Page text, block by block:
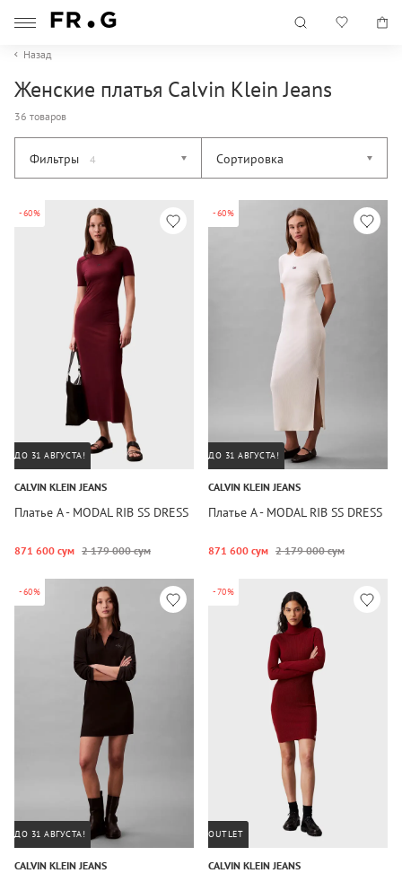
Назад
Женские платья Calvin Klein Jeans
36 товаров
Фильтры 4 Сортировка
-60%
ДО 31 АВГУСТА!
CALVIN KLEIN JEANS
Платье A - MODAL RIB SS DRESS
871 600 сум 2 179 000 сум
-60%
ДО 31 АВГУСТА!
CALVIN KLEIN JEANS
Платье A - MODAL RIB SS DRESS
871 600 сум 2 179 000 сум
-60%
ДО 31 АВГУСТА!
CALVIN KLEIN JEANS
-70%
OUTLET
CALVIN KLEIN JEANS